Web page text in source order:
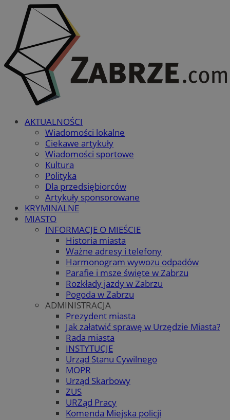
AKTUALNOŚCI
Wiadomości lokalne
Ciekawe artykuły
Wiadomości sportowe
Kultura
Polityka
Dla przedsiębiorców
Artykuły sponsorowane
KRYMINALNE
MIASTO
INFORMACJE O MIEŚCIE
Historia miasta
Ważne adresy i telefony
Harmonogram wywozu odpadów
Parafie i msze święte w Zabrzu
Rozkłady jazdy w Zabrzu
Pogoda w Zabrzu
ADMINISTRACJA
Prezydent miasta
Jak załatwić sprawę w Urzędzie Miasta?
Rada miasta
INSTYTUCJE
Urząd Stanu Cywilnego
MOPR
Urząd Skarbowy
ZUS
URZąd Pracy
Komenda Miejska policji